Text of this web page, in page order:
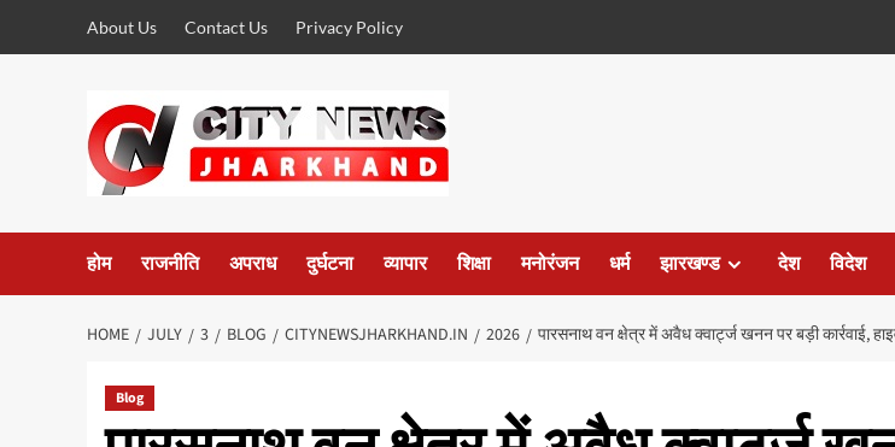
About Us Contact Us Privacy Policy
होम राजनीति अपराध दुर्घटना व्यापार शिक्षा मनोरंजन धर्म झारखण्ड देश विदेश
HOME JULY 3 BLOG CITYNEWSJHARKHAND.IN 2026 पारसनाथ वन क्षेत्र में अवैध क्वार्ट्ज खनन पर बड़ी कार्रवाई,
Blog